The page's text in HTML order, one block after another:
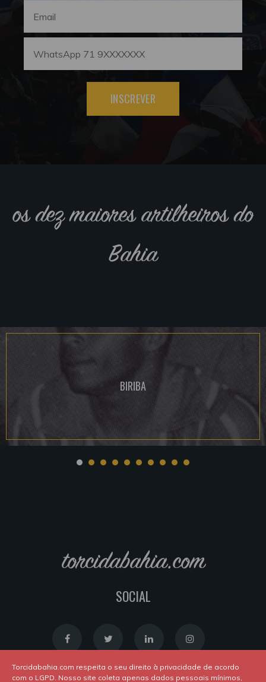
INSCREVER
os dez maiores artilheiros do
Bahia
BIRIBA
torcidabahia.com
SOCIAL
Torcidabahia.com respeita o seu direito à privacidade de acordo
com o LGPD. Nosso site coleta apenas dados pessoais mínimos,